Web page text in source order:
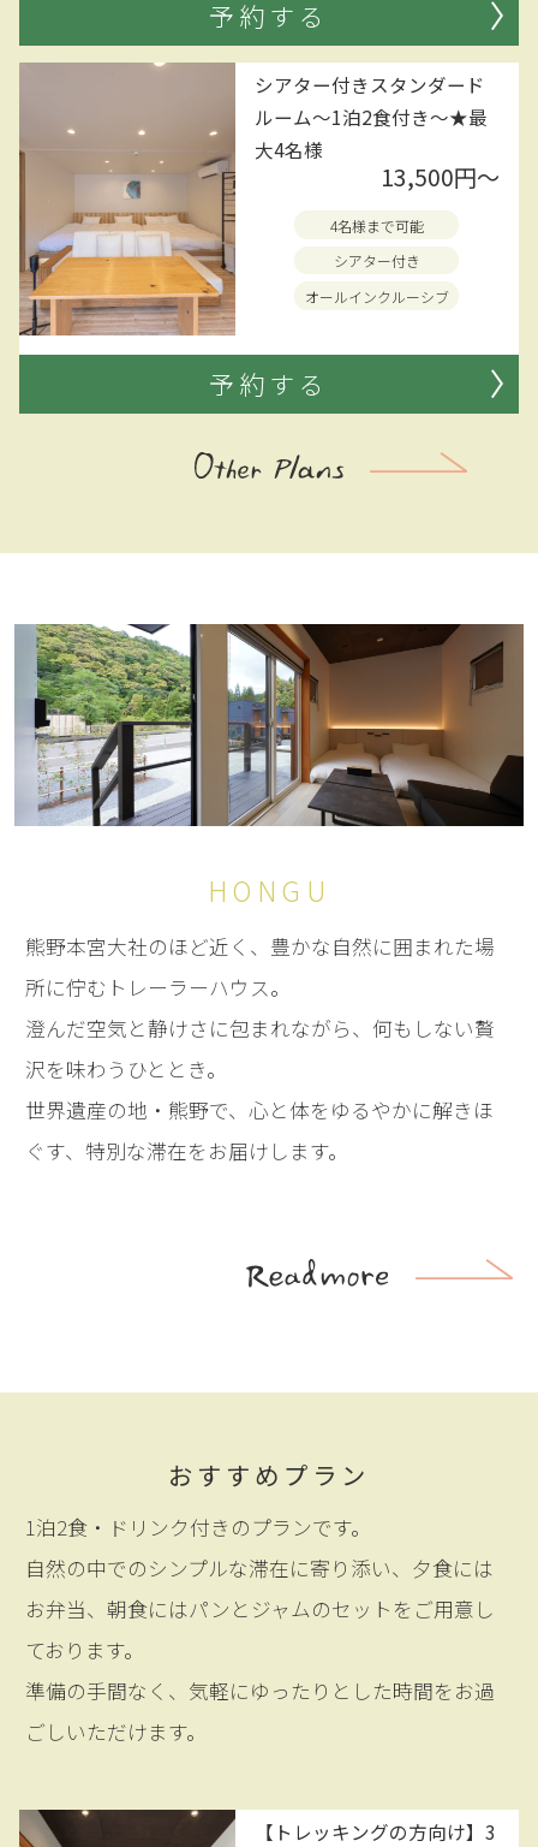
予約する
シアター付きスタンダード
ルーム～1泊2食付き～★最
大4名様
13,500円〜
4名様まで可能
シアター付き
オールインクルーシブ
予約する
HONGU
熊野本宮大社のほど近く、豊かな自然に囲まれた場
所に佇むトレーラーハウス。
澄んだ空気と静けさに包まれながら、何もしない贅
沢を味わうひととき。
世界遺産の地・熊野で、心と体をゆるやかに解きほ
ぐす、特別な滞在をお届けします。
おすすめプラン
1泊2食・ドリンク付きのプランです。
自然の中でのシンプルな滞在に寄り添い、夕食には
お弁当、朝食にはパンとジャムのセットをご用意し
ております。
準備の手間なく、気軽にゆったりとした時間をお過
ごしいただけます。
【トレッキングの方向け】3